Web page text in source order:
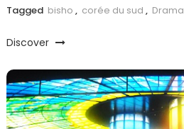
Tagged bisho , corée du sud , Drama
Discover